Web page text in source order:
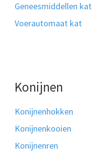
Geneesmiddellen kat
Voerautomaat kat
Konijnen
Konijnenhokken
Konijnenkooien
Konijnenren